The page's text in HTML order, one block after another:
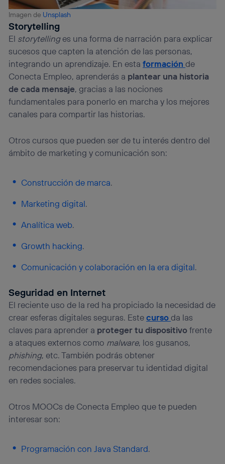
Imagen de Unsplash
Storytelling
El storytellinges una forma de narración para explicar
sucesos que capten la atención de las personas,
integrando un aprendizaje. En estaformaciónde
Conecta Empleo, aprenderás a plantear una historia
de cada mensaje, gracias a las nociones
fundamentales para ponerlo en marcha y los mejores
canales para compartir las historias.
Otros cursos que pueden ser de tu interés dentro del
ámbito de marketing y comunicación son:
Construcción de marca.
Marketing digital.
Analítica web.
Growth hacking.
Comunicación y colaboración en la era digital.
Seguridad en Internet
El reciente uso de la red ha propiciado la necesidad de
crear esferas digitales seguras. Estecursoda las
claves para aprender a proteger tu dispositivofrente
a ataques externos como malware, los gusanos,
phishing, etc. También podrás obtener
recomendaciones para preservar tu identidad digital
en redes sociales.
Otros MOOCs de Conecta Empleo que te pueden
interesar son:
Programación con Java Standard.